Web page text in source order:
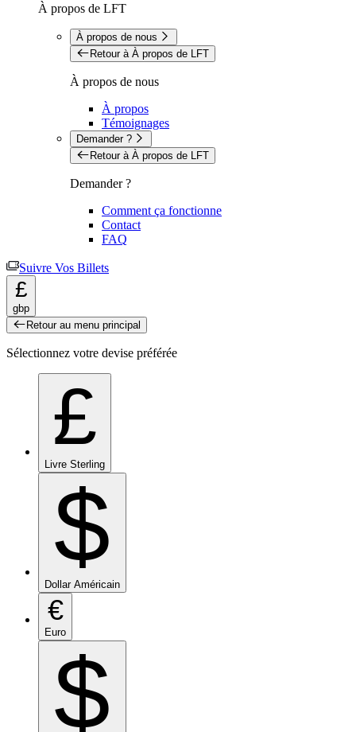
À propos de LFT
À propos de nous
Retour à À propos de LFT
À propos de nous
À propos
Témoignages
Demander ?
Retour à À propos de LFT
Demander ?
Comment ça fonctionne
Contact
FAQ
Suivre Vos Billets
£
gbp
Retour au menu principal
Sélectionnez votre devise préférée
£
Livre Sterling
$
Dollar Américain
€
Euro
$